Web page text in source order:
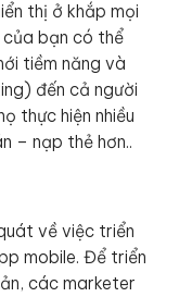
thị ở khắp mọi
bạn có thể
tiềm năng và
đến cả người
thực hiện nhiều
– nạp thẻ hơn..
về việc triển
mobile. Để triển
các marketer